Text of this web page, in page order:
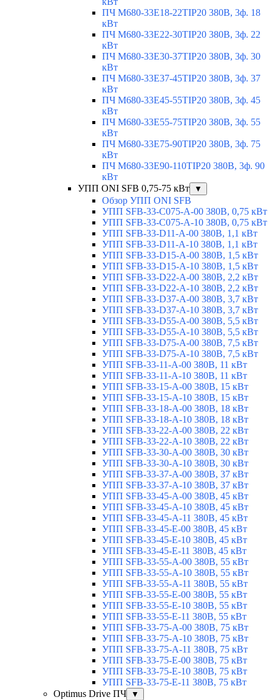
ПЧ M680-33E18-22TIP20 380В, 3ф. 18
кВт
ПЧ M680-33E22-30TIP20 380В, 3ф. 22
кВт
ПЧ M680-33E30-37TIP20 380В, 3ф. 30
кВт
ПЧ M680-33E37-45TIP20 380В, 3ф. 37
кВт
ПЧ M680-33E45-55TIP20 380В, 3ф. 45
кВт
ПЧ M680-33E55-75TIP20 380В, 3ф. 55
кВт
ПЧ M680-33E75-90TIP20 380В, 3ф. 75
кВт
ПЧ M680-33E90-110TIP20 380В, 3ф. 90
кВт
УПП ONI SFB 0,75-75 кВт
▼
Обзор УПП ONI SFB
УПП SFB-33-C075-A-00 380В, 0,75 кВт
УПП SFB-33-C075-A-10 380В, 0,75 кВт
УПП SFB-33-D11-A-00 380В, 1,1 кВт
УПП SFB-33-D11-A-10 380В, 1,1 кВт
УПП SFB-33-D15-A-00 380В, 1,5 кВт
УПП SFB-33-D15-A-10 380В, 1,5 кВт
УПП SFB-33-D22-A-00 380В, 2,2 кВт
УПП SFB-33-D22-A-10 380В, 2,2 кВт
УПП SFB-33-D37-A-00 380В, 3,7 кВт
УПП SFB-33-D37-A-10 380В, 3,7 кВт
УПП SFB-33-D55-A-00 380В, 5,5 кВт
УПП SFB-33-D55-A-10 380В, 5,5 кВт
УПП SFB-33-D75-A-00 380В, 7,5 кВт
УПП SFB-33-D75-A-10 380В, 7,5 кВт
УПП SFB-33-11-A-00 380В, 11 кВт
УПП SFB-33-11-A-10 380В, 11 кВт
УПП SFB-33-15-A-00 380В, 15 кВт
УПП SFB-33-15-A-10 380В, 15 кВт
УПП SFB-33-18-A-00 380В, 18 кВт
УПП SFB-33-18-A-10 380В, 18 кВт
УПП SFB-33-22-A-00 380В, 22 кВт
УПП SFB-33-22-A-10 380В, 22 кВт
УПП SFB-33-30-A-00 380В, 30 кВт
УПП SFB-33-30-A-10 380В, 30 кВт
УПП SFB-33-37-A-00 380В, 37 кВт
УПП SFB-33-37-A-10 380В, 37 кВт
УПП SFB-33-45-A-00 380В, 45 кВт
УПП SFB-33-45-A-10 380В, 45 кВт
УПП SFB-33-45-A-11 380В, 45 кВт
УПП SFB-33-45-E-00 380В, 45 кВт
УПП SFB-33-45-E-10 380В, 45 кВт
УПП SFB-33-45-E-11 380В, 45 кВт
УПП SFB-33-55-A-00 380В, 55 кВт
УПП SFB-33-55-A-10 380В, 55 кВт
УПП SFB-33-55-A-11 380В, 55 кВт
УПП SFB-33-55-E-00 380В, 55 кВт
УПП SFB-33-55-E-10 380В, 55 кВт
УПП SFB-33-55-E-11 380В, 55 кВт
УПП SFB-33-75-A-00 380В, 75 кВт
УПП SFB-33-75-A-10 380В, 75 кВт
УПП SFB-33-75-A-11 380В, 75 кВт
УПП SFB-33-75-E-00 380В, 75 кВт
УПП SFB-33-75-E-10 380В, 75 кВт
УПП SFB-33-75-E-11 380В, 75 кВт
Optimus Drive ПЧ
▼